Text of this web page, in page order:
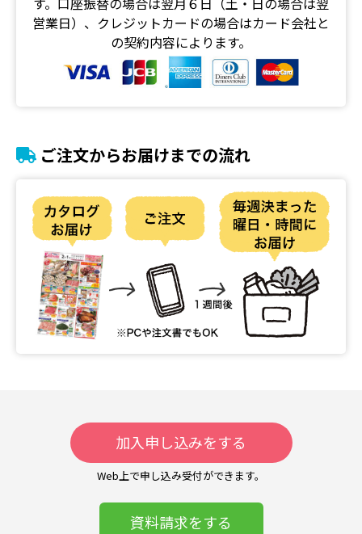
営業日）、クレジットカードの場合はカード会社と
の契約内容によります。
ご注文からお届けまでの流れ
加入申し込みをする
Web上で申し込み受付ができます。
資料請求をする